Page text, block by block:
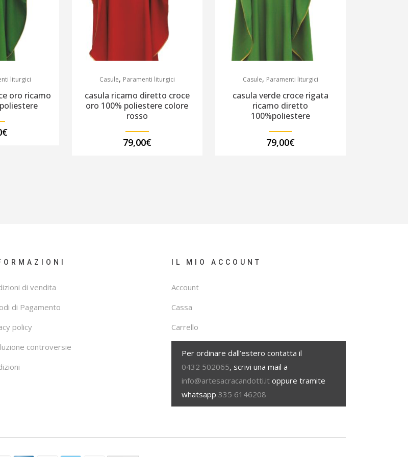
liturgici
oro ricamo
€
Casule, Paramenti liturgici
casula ricamo diretto croce
oro 100% poliestere colore
rosso
79,00€
Casule, Paramenti liturgici
casula verde croce rigata
ricamo diretto
100%poliestere
79,00€
di vendita
di Pagamento
policy
controversie
IL MIO ACCOUNT
Account
Cassa
Carrello
Per ordinare dall’estero contatta il
0432 502065, scrivi una mail a
info@artesacracandotti.it oppure tramite
whatsapp335 6146208